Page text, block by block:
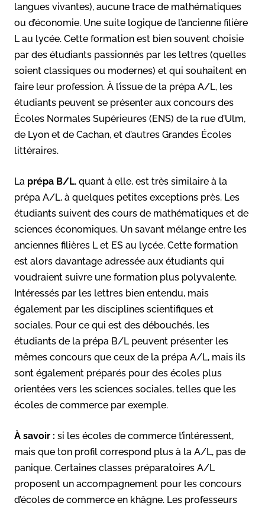
langues vivantes), aucune trace de mathématiques
ou d’économie. Une suite logique de l’ancienne filière
L au lycée. Cette formation est bien souvent choisie
par des étudiants passionnés par les lettres (quelles
soient classiques ou modernes) et qui souhaitent en
faire leur profession. À l’issue de la prépa A/L, les
étudiants peuvent se présenter aux concours des
Écoles Normales Supérieures (ENS) de la rue d’Ulm,
de Lyon et de Cachan, et d’autres Grandes Écoles
littéraires.
La prépa B/L, quant à elle, est très similaire à la
prépa A/L, à quelques petites exceptions près. Les
étudiants suivent des cours de mathématiques et de
sciences économiques. Un savant mélange entre les
anciennes filières L et ES au lycée. Cette formation
est alors davantage adressée aux étudiants qui
voudraient suivre une formation plus polyvalente.
Intéressés par les lettres bien entendu, mais
également par les disciplines scientifiques et
sociales. Pour ce qui est des débouchés, les
étudiants de la prépa B/L peuvent présenter les
mêmes concours que ceux de la prépa A/L, mais ils
sont également préparés pour des écoles plus
orientées vers les sciences sociales, telles que les
écoles de commerce par exemple.
À savoir : si les écoles de commerce t’intéressent,
mais que ton profil correspond plus à la A/L, pas de
panique. Certaines classes préparatoires A/L
proposent un accompagnement pour les concours
d’écoles de commerce en khâgne. Les professeurs